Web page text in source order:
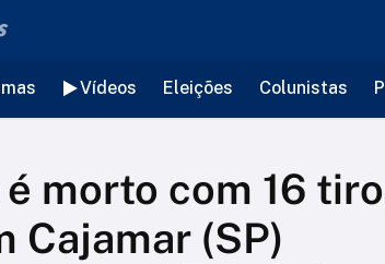
Vídeos Eleições Colunistas
morto com 16
Cajamar (SP)